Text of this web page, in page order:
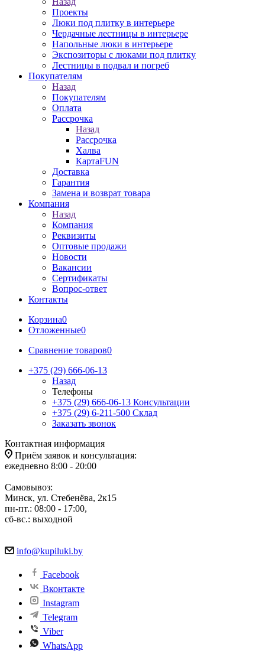
Проекты
Люки под плитку в интерьере
Чердачные лестницы в интерьере
Напольные люки в интерьере
Экспозиторы с люками под плитку
Лестницы в подвал и погреб
Покупателям
Назад
Покупателям
Оплата
Рассрочка
Назад
Рассрочка
Халва
КартаFUN
Доставка
Гарантия
Замена и возврат товара
Компания
Назад
Компания
Реквизиты
Оптовые продажи
Новости
Вакансии
Сертификаты
Вопрос-ответ
Контакты
Корзина0
Отложенные0
Сравнение товаров0
+375 (29) 666-06-13
Назад
Телефоны
+375 (29) 666-06-13 Консультации
+375 (29) 6-211-500 Склад
Заказать звонок
Контактная информация
Приём заявок и консультация:
ежедневно 8:00 - 20:00
Самовывоз:
Минск, ул. Стебенёва, 2к15
пн-пт.: 08:00 - 17:00,
сб-вс.: выходной
info@kupiluki.by
Facebook
Вконтакте
Instagram
Telegram
Viber
WhatsApp